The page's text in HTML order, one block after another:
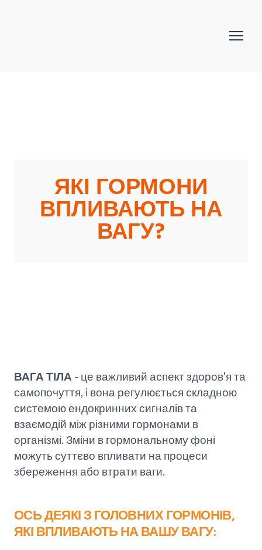
ЯКІ ГОРМОНИ
ВПЛИВАЮТЬ НА
ВАГУ?
ВАГА ТІЛА - це важливий аспект здоров'я та
самопочуття, і вона регулюється складною
системою ендокринних сигналів та
взаємодій між різними гормонами в
організмі. Зміни в гормональному фоні
можуть суттєво впливати на процеси
збереження або втрати ваги.
ОСЬ ДЕЯКІ З ГОЛОВНИХ ГОРМОНІВ,
ЯКІ ВПЛИВАЮТЬ НА ВАШУ ВАГУ: